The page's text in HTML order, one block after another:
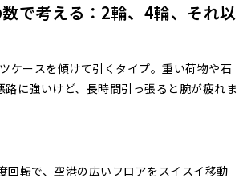
で考える：2輪、4輪、それ以
ケースを傾けて引くタイプ。重い荷物や石
路に強いけど、長時間引っ張ると腕が疲れま
回転で、空港の広いフロアをスイスイ移動